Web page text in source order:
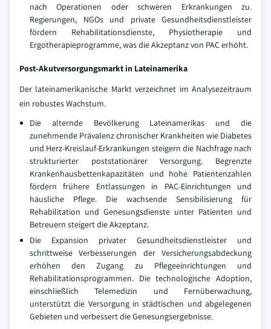
nach Operationen oder schweren Erkrankungen zu.
Regierungen, NGOs und private Gesundheitsdienstleister
fördern Rehabilitationsdienste, Physiotherapie und
Ergotherapieprogramme, was die Akzeptanz von PAC erhöht.
Post-Akutversorgungsmarkt in Lateinamerika
Der lateinamerikanische Markt verzeichnet im Analysezeitraum
ein robustes Wachstum.
Die alternde Bevölkerung Lateinamerikas und die
zunehmende Prävalenz chronischer Krankheiten wie Diabetes
und Herz-Kreislauf-Erkrankungen steigern die Nachfrage nach
strukturierter poststationärer Versorgung. Begrenzte
Krankenhausbettenkapazitäten und hohe Patientenzahlen
fördern frühere Entlassungen in PAC-Einrichtungen und
häusliche Pflege. Die wachsende Sensibilisierung für
Rehabilitation und Genesungsdienste unter Patienten und
Betreuern steigert die Akzeptanz.
Die Expansion privater Gesundheitsdienstleister und
schrittweise Verbesserungen der Versicherungsabdeckung
erhöhen den Zugang zu Pflegeeinrichtungen und
Rehabilitationsprogrammen. Die technologische Adoption,
einschließlich Telemedizin und Fernüberwachung,
unterstützt die Versorgung in städtischen und abgelegenen
Gebieten und verbessert die Genesungsergebnisse.